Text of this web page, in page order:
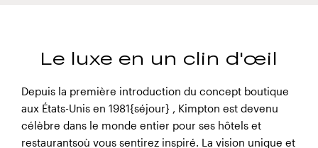
Le luxe en un clin d'œil
Depuis la première introduction du concept boutique
aux États-Unis en 1981{séjour} , Kimpton est devenu
célèbre dans le monde entier pour ses hôtels et
restaurantsoù vous sentirez inspiré. La vision unique et